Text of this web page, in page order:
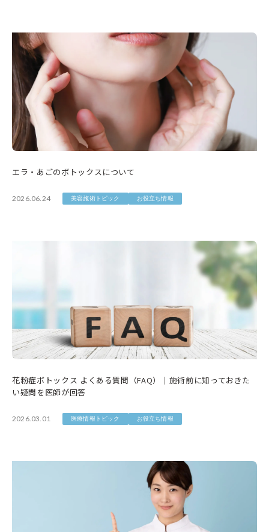
エラ・あごのボトックスについて
2026.06.24 美容施術トピック お役立ち情報
花粉症ボトックス よくある質問（FAQ）｜施術前に知っておきた
い疑問を医師が回答
2026.03.01 医療情報トピック お役立ち情報